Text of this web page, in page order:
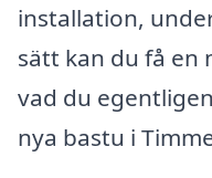
installation,
sätt kan du få en
vad du
nya bastu i